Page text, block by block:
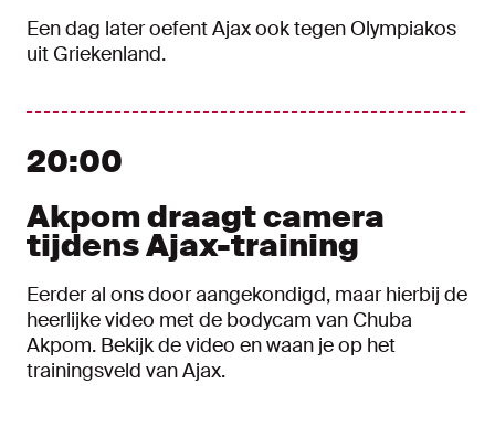
Een dag later oefent Ajax ook tegen Olympiakos
uit Griekenland.
20:00
Akpom draagt camera
tijdens Ajax-training
Eerder al ons door aangekondigd, maar hierbij de
heerlijke video met de bodycam van Chuba
Akpom. Bekijk de video en waan je op het
trainingsveld van Ajax.